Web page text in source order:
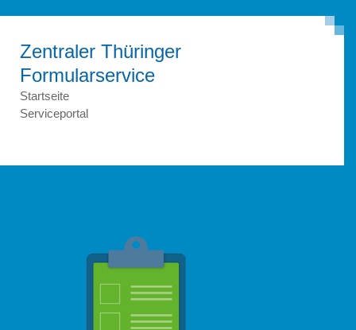
Zentraler Thüringer
Formular­service
Startseite
Serviceportal